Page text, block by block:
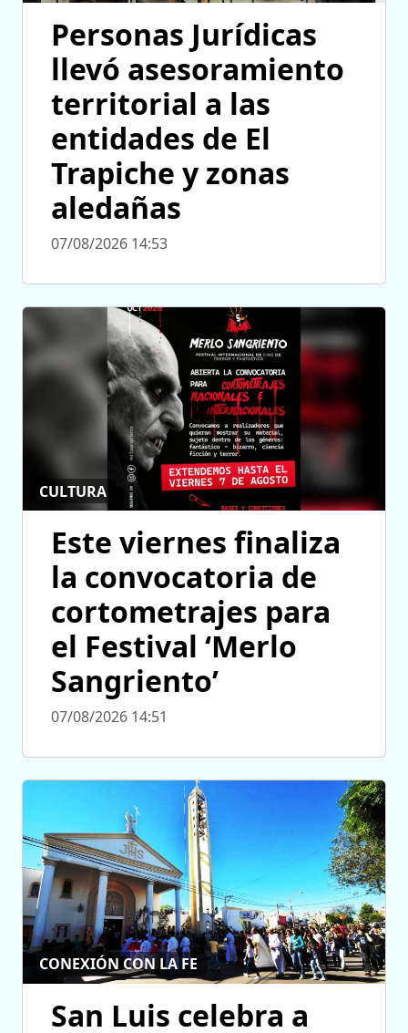
Personas Jurídicas
llevó asesoramiento
territorial a las
entidades de El
Trapiche y zonas
aledañas
07/08/2026 14:53
CULTURA
Este viernes finaliza
la convocatoria de
cortometrajes para
el Festival ‘Merlo
Sangriento’
07/08/2026 14:51
CONEXIÓN CON LA FE
San Luis celebra a